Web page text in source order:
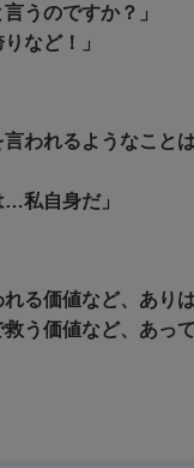
うのですか？」
など！」
言われるようなこと
…私自身だ」
る価値など、ありは
救う価値など、あっ